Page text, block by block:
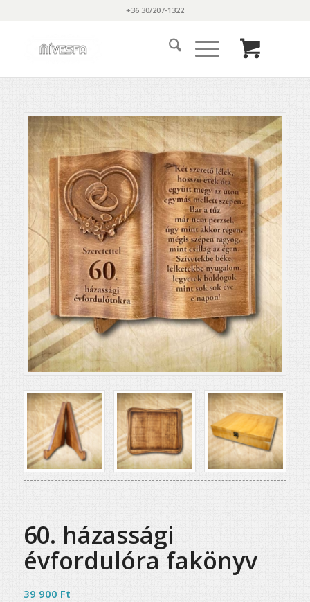
+36 30/207-1322
60. házassági
évfordulóra fakönyv
39 900 Ft